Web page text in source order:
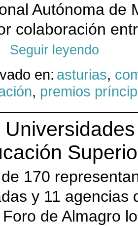
Autónoma de
colaboración
Seguir leyendo
en: asturias,
, premios
170
y 11 agencias
de Almagro